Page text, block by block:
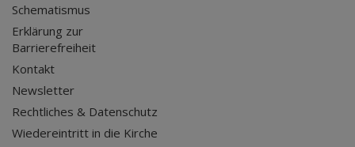
Schematismus
Erklärung zur
Barrierefreiheit
Kontakt
Newsletter
Rechtliches & Datenschutz
Wiedereintritt in die Kirche